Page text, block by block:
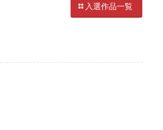
入選作品一覧